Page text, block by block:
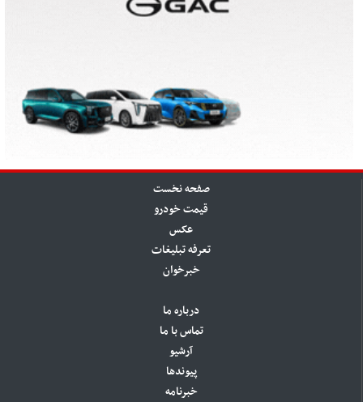
صفحه نخست
قیمت خودرو
عکس
تعرفه تبلیغات
خبرخوان
درباره ما
تماس با ما
آرشیو
پیوندها
خبرنامه